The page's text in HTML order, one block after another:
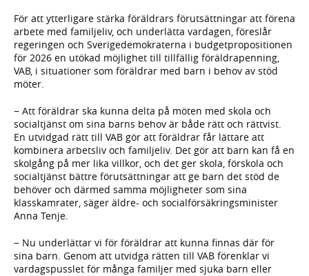
För att ytterligare stärka föräldrars förutsättningar att förena
arbete med familjeliv, och underlätta vardagen, föreslår
regeringen och Sverigedemokraterna i budgetpropositionen
för 2026 en utökad möjlighet till tillfällig föräldrapenning,
VAB, i situationer som föräldrar med barn i behov av stöd
möter.
− Att föräldrar ska kunna delta på möten med skola och
socialtjänst om sina barns behov är både rätt och rättvist.
En utvidgad rätt till VAB gör att föräldrar får lättare att
kombinera arbetsliv och familjeliv. Det gör att barn kan få en
skolgång på mer lika villkor, och det ger skola, förskola och
socialtjänst bättre förutsättningar att ge barn det stöd de
behöver och därmed samma möjligheter som sina
klasskamrater, säger äldre- och socialförsäkringsminister
Anna Tenje.
− Nu underlättar vi för föräldrar att kunna finnas där för
sina barn. Genom att utvidga rätten till VAB förenklar vi
vardagspusslet för många familjer med sjuka barn eller